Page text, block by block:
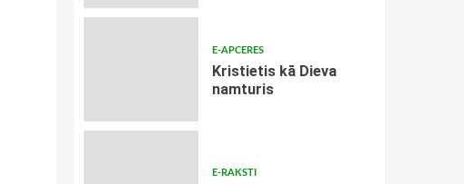
E-APCERES
Kristietis kā Dieva
namturis
E-RAKSTI